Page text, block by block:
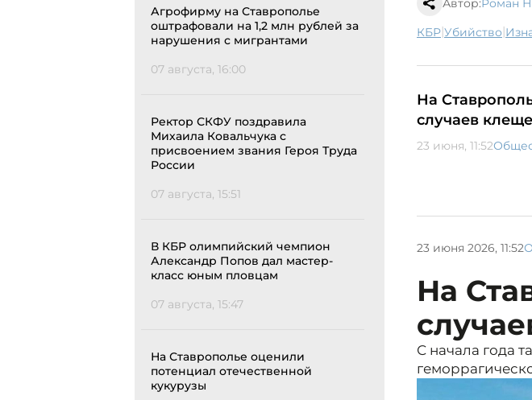
Агрофирму на Ставрополье
оштрафовали на 1,2 млн рублей за
нарушения с мигрантами
07 августа, 16:00
Ректор СКФУ поздравила
Михаила Ковальчука с
присвоением звания Героя Труда
России
07 августа, 15:51
В КБР олимпийский чемпион
Александр Попов дал мастер-
класс юным пловцам
07 августа, 15:47
На Ставрополье оценили
потенциал отечественной
кукурузы
Автор:Роман
КБР| убийство|
На
случаев
23 июня, 11:52
23 июня 2026, 11:52
На
С начала года